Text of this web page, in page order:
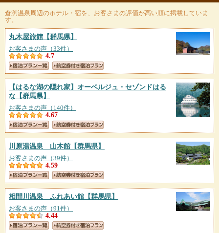
倉渕温泉周辺のホテル・宿を、お客さまの評価が高い順に掲載していま
す。
丸木屋旅館 【群馬県】
お客さまの声（33件）
4.7
【はるな湖の隠れ家】オーベルジュ・セゾンドはる
な 【群馬県】
お客さまの声（140件）
4.67
川原湯温泉 山木館 【群馬県】
お客さまの声（39件）
4.59
相間川温泉 ふれあい館 【群馬県】
お客さまの声（91件）
4.44